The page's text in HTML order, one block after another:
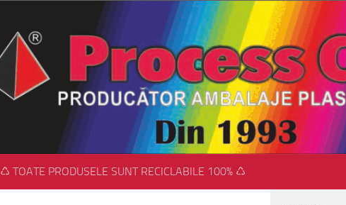
♺ TOATE PRODUSELE SUNT RECICLABILE 100% ♺